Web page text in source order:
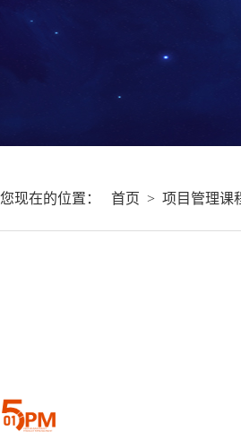
您现在的位置： 首页 > 项目管理课